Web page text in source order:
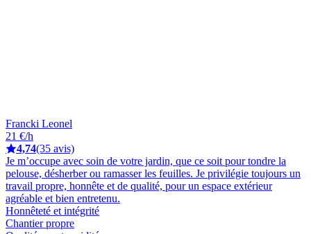
Francki Leonel
21 €/h
4,74(35 avis)
Je m’occupe avec soin de votre jardin, que ce soit pour tondre la
pelouse, désherber ou ramasser les feuilles. Je privilégie toujours un
travail propre, honnête et de qualité, pour un espace extérieur
agréable et bien entretenu.
Honnêteté et intégrité
Chantier propre